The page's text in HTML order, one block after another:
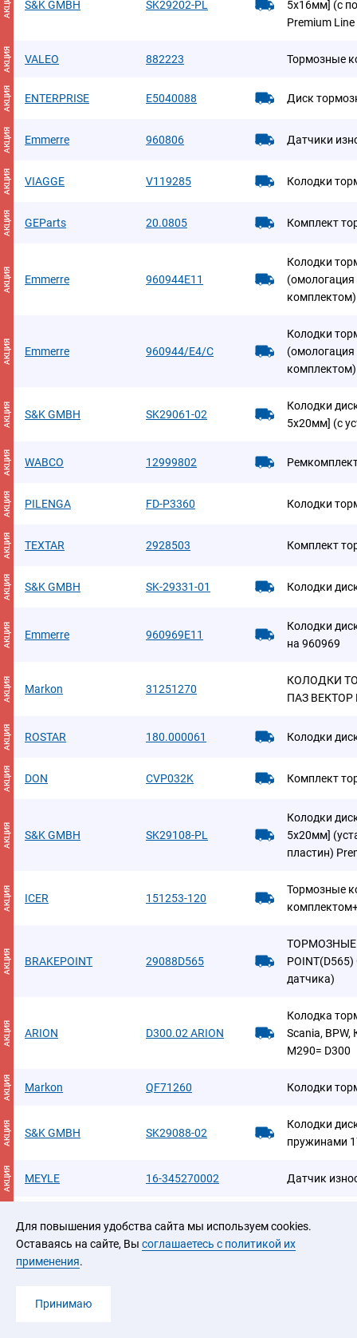
Для повышения удобства сайта мы используем cookies.
Оставаясь на сайте, Вы соглашаетесь с политикой их
применения.
Принимаю
S&K GMBH SK29202-PL
5х16мм] (с
Premium Line
АКЦИЯ VALEO 882223 Тормозные
АКЦИЯ ENTERPRISE E5040088 Диск
АКЦИЯ Emmerre 960806 Датчики
АКЦИЯ VIAGGE V119285 Колодки
АКЦИЯ GEParts 20.0805 Комплект
АКЦИЯ Emmerre 960944E11
Колодки
АКЦИЯ Emmerre 960944/E4/C
Колодки
АКЦИЯ S&K GMBH SK29061-02
Колодки
5х20мм] (с
АКЦИЯ WABCO 12999802
АКЦИЯ PILENGA FD-P3360 Колодки
АКЦИЯ TEXTAR 2928503 Комплект
АКЦИЯ S&K GMBH SK-29331-01 Колодки
АКЦИЯ Emmerre 960969E11
Колодки
на 960969
АКЦИЯ Markon 31251270
КОЛОДКИ
ПАЗ ВЕКТОР
АКЦИЯ ROSTAR 180.000061 Колодки
АКЦИЯ DON CVP032K Комплект
АКЦИЯ S&K GMBH SK29108-PL
Колодки
5x20мм]
пластин)
АКЦИЯ ICER 151253-120
Тормозные
АКЦИЯ BRAKEPOINT 29088D565
ТОРМОЗНЫЕ
датчика)
АКЦИЯ ARION D300.02 ARION
Колодка
Scania,
M290= D300
АКЦИЯ Markon QF71260 Колодки
АКЦИЯ S&K GMBH SK29088-02
Колодки
пружинами
АКЦИЯ MEYLE 16-345270002 Датчик
TSN
ANDAC